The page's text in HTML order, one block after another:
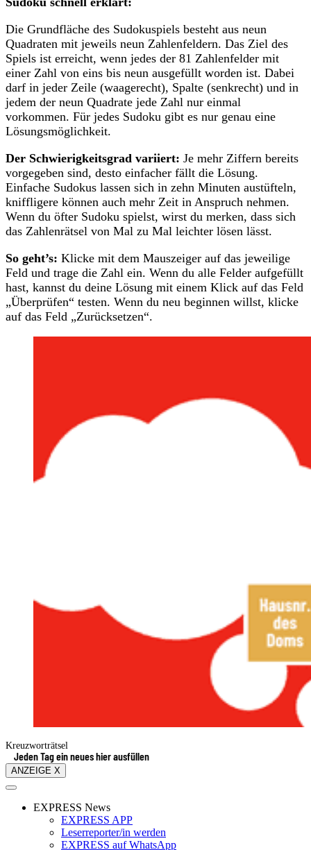
Die Grundfläche des Sudokuspiels besteht aus neun
Quadraten mit jeweils neun Zahlenfeldern. Das Ziel des
Spiels ist erreicht, wenn jedes der 81 Zahlenfelder mit
einer Zahl von eins bis neun ausgefüllt worden ist. Dabei
darf in jeder Zeile (waagerecht), Spalte (senkrecht) und in
jedem der neun Quadrate jede Zahl nur einmal
vorkommen. Für jedes Sudoku gibt es nur genau eine
Lösungsmöglichkeit.
Der Schwierigkeitsgrad variiert: Je mehr Ziffern bereits
vorgegeben sind, desto einfacher fällt die Lösung.
Einfache Sudokus lassen sich in zehn Minuten austüfteln,
kniffligere können auch mehr Zeit in Anspruch nehmen.
Wenn du öfter Sudoku spielst, wirst du merken, dass sich
das Zahlenrätsel von Mal zu Mal leichter lösen lässt.
So geht’s: Klicke mit dem Mauszeiger auf das jeweilige
Feld und trage die Zahl ein. Wenn du alle Felder aufgefüllt
hast, kannst du deine Lösung mit einem Klick auf das Feld
„Überprüfen“ testen. Wenn du neu beginnen willst, klicke
auf das Feld „Zurücksetzen“.
Kreuzworträtsel
Jeden Tag ein neues hier ausfüllen
ANZEIGE X
EXPRESS News
EXPRESS APP
Leserreporter/in werden
EXPRESS auf WhatsApp